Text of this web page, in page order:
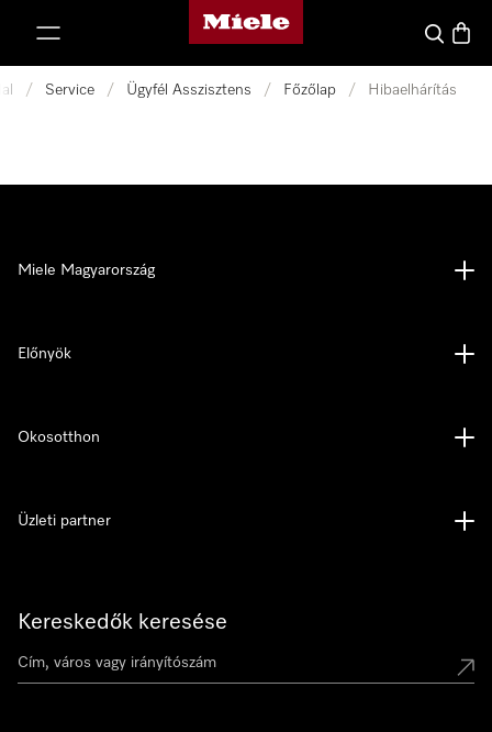
Miele honlapja
Kereses
/ Service / Ügyfél Asszisztens / Főzőlap / Hibaelhárítás
Kereskedők keresése
Miele Magyarország
Előnyök
Okosotthon
Üzleti partner